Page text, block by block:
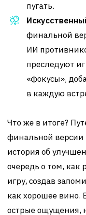
пугать.
финальной
ИИ
преследуют
«фокусы»,
в каждую
Что же в итоге?
финальной версии
история об
очередь о том,
игру, создав
как хорошее вино.
острые ощущения,